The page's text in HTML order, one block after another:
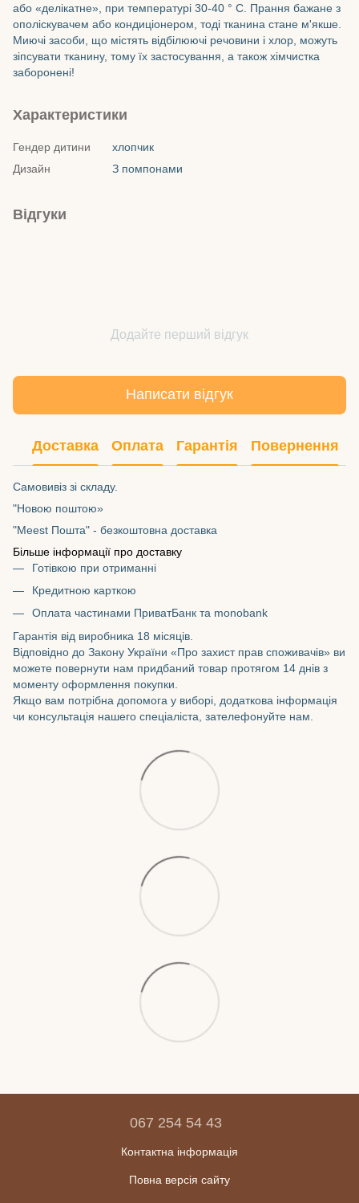
або «делікатне», при температурі 30-40 ° C. Прання бажане з
ополіскувачем або кондиціонером, тоді тканина стане м'якше.
Миючі засоби, що містять відбілюючі речовини і хлор, можуть
зіпсувати тканину, тому їх застосування, а також хімчистка
заборонені!
Характеристики
Гендер дитини
хлопчик
Дизайн
З помпонами
Відгуки
Додайте перший відгук
Написати відгук
Доставка Оплата Гарантія Повернення
Самовивіз зі складу.
"Новою поштою»
"Meest Пошта" - безкоштовна доставка
Більше інформації про доставку
Готівкою при отриманні
Кредитною карткою
Оплата частинами ПриватБанк та monobank
Гарантія від виробника 18 місяців.
Відповідно до Закону України «Про захист прав споживачів» ви
можете повернути нам придбаний товар протягом 14 днів з
моменту оформлення покупки.
Якщо вам потрібна допомога у виборі, додаткова інформація
чи консультація нашего спеціаліста, зателефонуйте нам.
067 254 54 43
Контактна інформація
Повна версія сайту